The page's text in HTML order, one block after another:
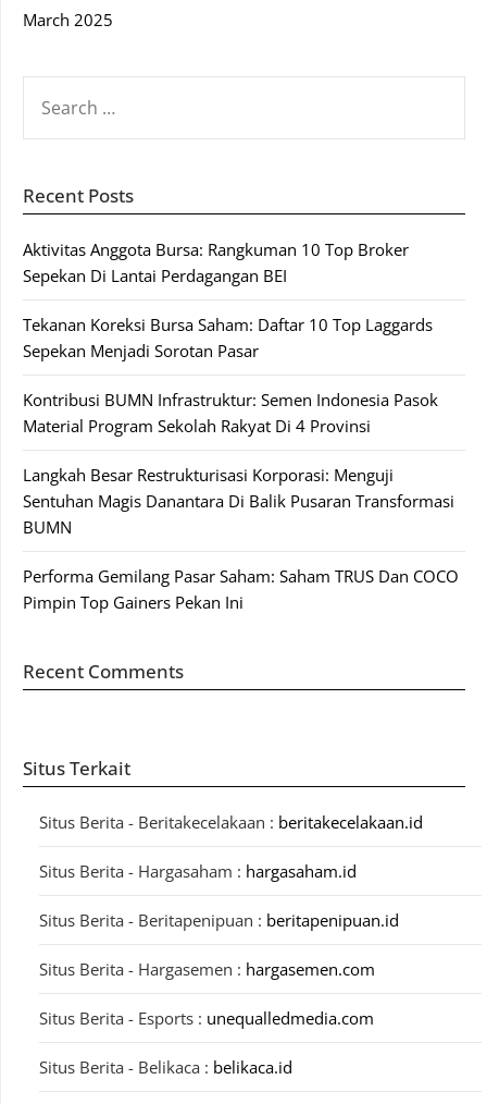
March 2025
FOR:
Recent Posts
Aktivitas Anggota Bursa: Rangkuman 10 Top Broker
Sepekan Di Lantai Perdagangan BEI
Tekanan Koreksi Bursa Saham: Daftar 10 Top Laggards
Sepekan Menjadi Sorotan Pasar
Kontribusi BUMN Infrastruktur: Semen Indonesia Pasok
Material Program Sekolah Rakyat Di 4 Provinsi
Langkah Besar Restrukturisasi Korporasi: Menguji
Sentuhan Magis Danantara Di Balik Pusaran Transformasi
BUMN
Performa Gemilang Pasar Saham: Saham TRUS Dan COCO
Pimpin Top Gainers Pekan Ini
Recent Comments
Situs Terkait
Situs Berita - Beritakecelakaan : beritakecelakaan.id
Situs Berita - Hargasaham : hargasaham.id
Situs Berita - Beritapenipuan : beritapenipuan.id
Situs Berita - Hargasemen : hargasemen.com
Situs Berita - Esports : unequalledmedia.com
Situs Berita - Belikaca : belikaca.id